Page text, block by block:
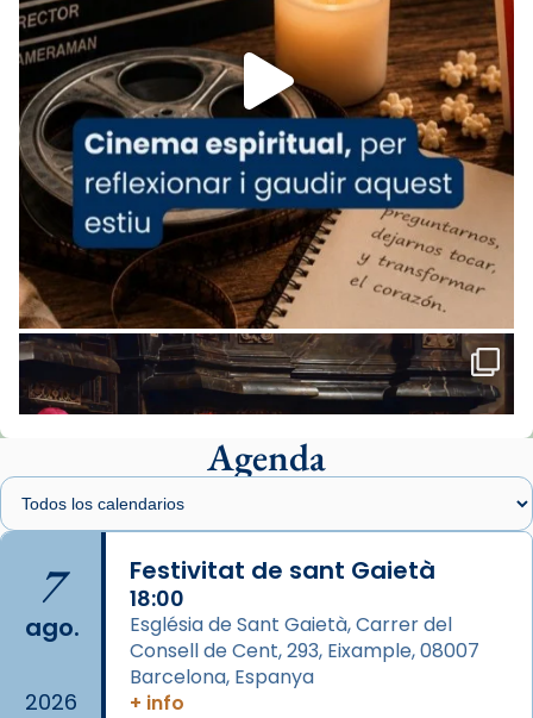
Foto
View on Facebook · Share
Arquebisbat de Barcelona
1 week ago
«Avui les santes Juliana i Semproniana ens
ajuden a alçar la mirada»
Mons. Sergi Gordo, bisbe de Tortosa, ha
presidit aquest 27 de juliol la missa de Les
Santes de Mataró.
🔗tinyurl.com/cvu5jmbk
📸 J. Merino
de Barcelona.
1 week ago
Aquest dilluns, 27 de juliol, ha tingut lloc la
missa d’acció de gràcies en agraïment al
comitè organitzador de la visita apostòlica
Agenda
7
ago.
2026
Festivitat de sant Gaietà
18:00
Església de Sant Gaietà, Carrer del
Consell de Cent, 293, Eixample, 08007
Barcelona, Espanya
+ info